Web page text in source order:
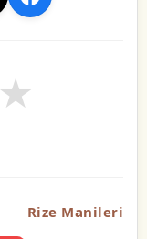
★
Rize Manileri